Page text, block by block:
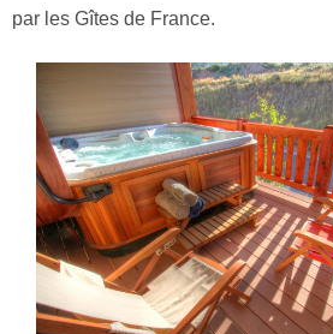
par les Gîtes de France.